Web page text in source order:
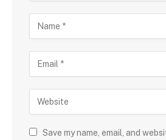
Save my name, email, and